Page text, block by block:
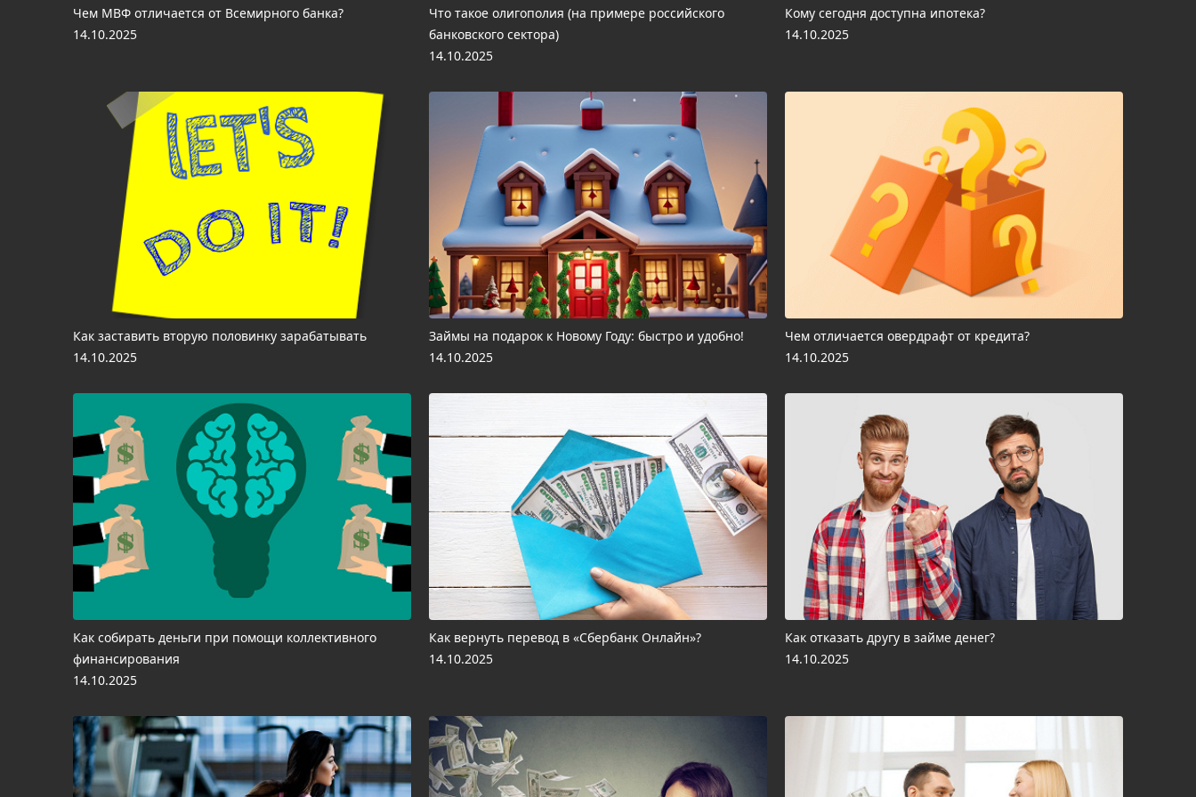
Чем МВФ отличается от Всемирного банка?
14.10.2025
Что такое олигополия (на примере российского
банковского сектора)
14.10.2025
Кому сегодня доступна ипотека?
14.10.2025
Как заставить вторую половинку зарабатывать
14.10.2025
Займы на подарок к Новому Году: быстро и удобно!
14.10.2025
Чем отличается овердрафт от кредита?
14.10.2025
Как собирать деньги при помощи коллективного
финансирования
14.10.2025
Как вернуть перевод в «Сбербанк Онлайн»?
14.10.2025
Как отказать другу в займе денег?
14.10.2025